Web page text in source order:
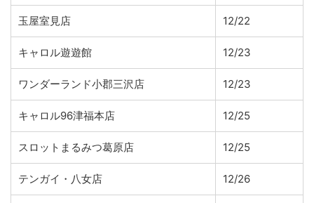
玉屋室見店 12/22
キャロル遊遊館 12/23
ワンダーランド小郡三沢店 12/23
キャロル96津福本店 12/25
スロットまるみつ葛原店 12/25
テンガイ・八女店 12/26